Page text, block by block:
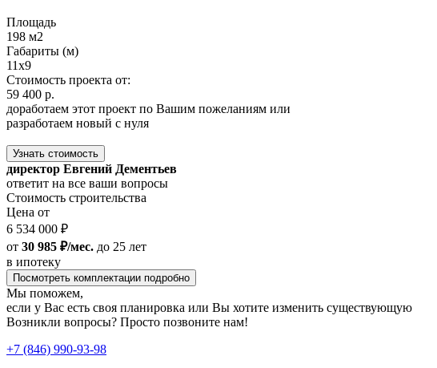
Площадь
198 м2
Габариты (м)
11x9
Стоимость проекта от:
59 400 р.
доработаем этот проект по Вашим пожеланиям или
разработаем новый с нуля
Узнать стоимость
директор Евгений Дементьев
ответит на все ваши вопросы
Стоимость строительства
Цена от
6 534 000 ₽
от 30 985 ₽/мес. до 25 лет
в ипотеку
Посмотреть комплектации подробно
Мы поможем,
если у Вас есть своя планировка или Вы хотите изменить существующую
Возникли вопросы? Просто позвоните нам!
+7 (846) 990-93-98